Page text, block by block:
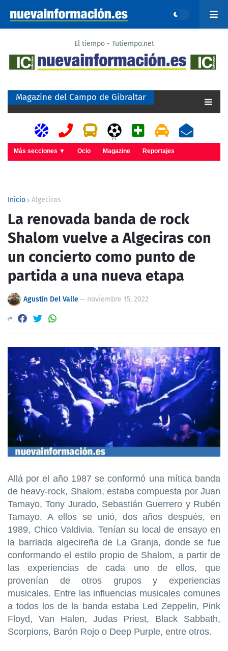
El tiempo - Tutiempo.net
Magazine del Campo de Gibraltar
A
Más secciones ▼ Ocio Magazine Reportajes
Inicio Algeciras
La renovada banda de rock
Shalom vuelve a Algeciras con
un concierto como punto de
partida a una nueva etapa
Agustín Del Valle— noviembre 15, 2022
Allá por el año 1987 se conformó una mítica banda
de heavy-rock, Shalom, estaba compuesta por Juan
Tamayo, Tony Jurado, Sebastián Guerrero y Rubén
Tamayo. A ellos se unió, dos años después, en
1989, Chico Valdivia. Tenían su local de ensayo en
la barriada algecireña de La Granja, donde se fue
conformando el estilo propio de Shalom, a partir de
las experiencias de cada uno de ellos, que
provenían de otros grupos y experiencias
musicales. Entre las influencias musicales comunes
a todos los de la banda estaba Led Zeppelin, Pink
Floyd, Van Halen, Judas Priest, Black Sabbath,
Scorpions, Barón Rojo o Deep Purple, entre otros.